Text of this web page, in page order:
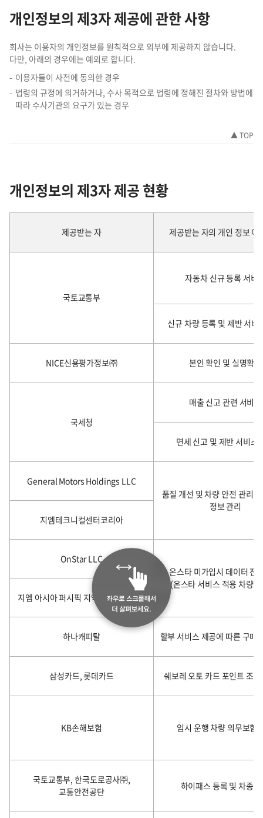
개인정보의 제3자 제공에 관한 사항
회사는 이용자의 개인정보를 원칙적으로 외부에 제공하지 않습니다.
다만, 아래의 경우에는 예외로 합니다.
이용자들이 사전에 동의한 경우
법령의 규정에 의거하거나, 수사 목적으로 법령에 정해진 절차와 방법에
따라 수사기관의 요구가 있는 경우
▲ TOP
개인정보의 제3자 제공 현황
제공받는 자 제공받는 자의 개인 정보 이
국토교통부
자동차 신규 등록 서비
신규 차량 등록 및 제반 서비
NICE신용평가정보㈜ 본인 확인 및 실명확인
국세청
매출 신고 관련 서비스
면세 신고 및 제반 서비스
General Motors Holdings LLC
품질 개선 및 차량 안전 관리,
정보 관리
지엠테크니컬센터코리아
OnStar LLC
온스타 미가입시 데이터 전
(온스타 서비스 적용 차량
지엠 아시아 퍼시픽 지역본부 주식회사
하나캐피탈 할부 서비스 제공에 따른 구매
삼성카드, 롯데카드 쉐보레 오토 카드 포인트 조
KB손해보험 임시 운행 차량 의무보험
국토교통부, 한국도로공사㈜,
교통안전공단
하이패스 등록 및 차종